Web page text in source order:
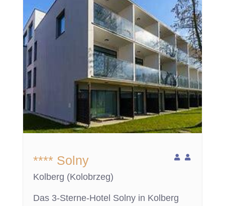
**** Solny
Kolberg (Kolobrzeg)
Das 3-Sterne-Hotel Solny in Kolberg